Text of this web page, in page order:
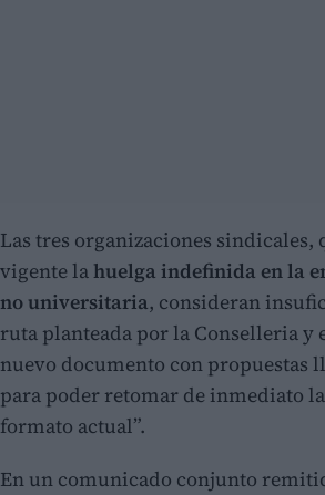
Las tres organizaciones sindicales,
vigente lahuelga indefinida en la
no universitaria, consideran
ruta planteada por la Conselleria y
nuevo documento con propuestas
para poder retomar de inmediato
formato actual”.
En un comunicado conjunto